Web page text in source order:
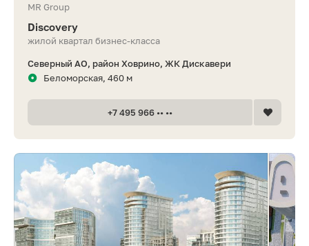
MR Group
Discovery
жилой квартал бизнес-класса
Северный АО, район Ховрино, ЖК Дискавери
Беломорская, 460 м
+7 495 966 •• ••